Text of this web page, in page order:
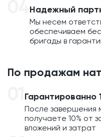
Надежный
Мы несем
обеспечиваем
бригады в
По продажам
Гарантированно
После
получаете 10% от
вложений и затрат